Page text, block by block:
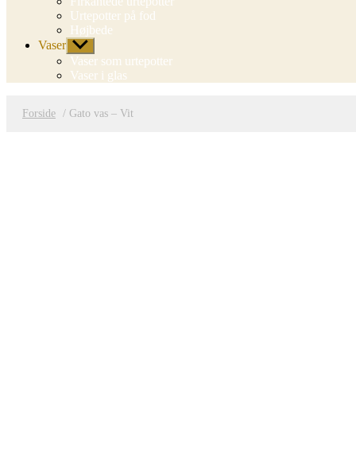
Urtepotter på fod
Højbede
Vaser Vis
undermenu
Vaser som urtepotter
Vaser i glas
Forside / Gato vas – Vit